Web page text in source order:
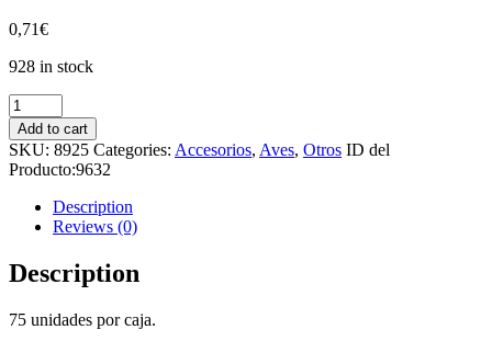
0,71€
928 in stock
Nidos
con
alambre
quantity
Add to cart
SKU: 8925 Categories: Accesorios, Aves, Otros ID del
Producto:9632
Description
Reviews (0)
Description
75 unidades por caja.